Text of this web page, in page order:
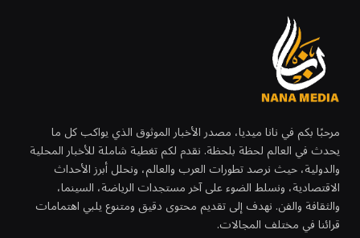
مرحبًا بكم في نانا ميديا، مصدر الأخبار الموثوق الذي يواكب كل ما
يحدث في العالم لحظة بلحظة. نقدم لكم تغطية شاملة للأخبار المحلية
والدولية، حيث نرصد تطورات العرب والعالم، ونحلل أبرز الأحداث
الاقتصادية، ونسلط الضوء على آخر مستجدات الرياضة، السينما،
والثقافة والفن. نهدف إلى تقديم محتوى دقيق ومتنوع يلبي اهتمامات
قرائنا في مختلف المجالات.